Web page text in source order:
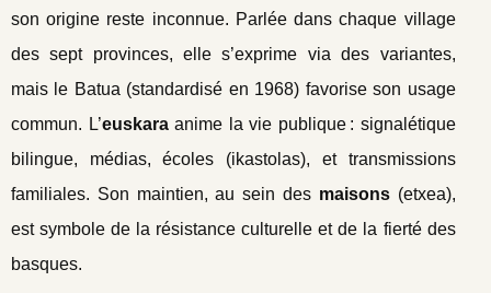
son origine reste inconnue. Parlée dans chaque village
des sept provinces, elle s’exprime via des variantes,
mais le Batua (standardisé en 1968) favorise son usage
commun. L’euskaraanime la vie publique : signalétique
bilingue, médias, écoles (ikastolas), et transmissions
familiales. Son maintien, au sein des maisons(etxea),
est symbole de la résistance culturelle et de la fierté des
basques.